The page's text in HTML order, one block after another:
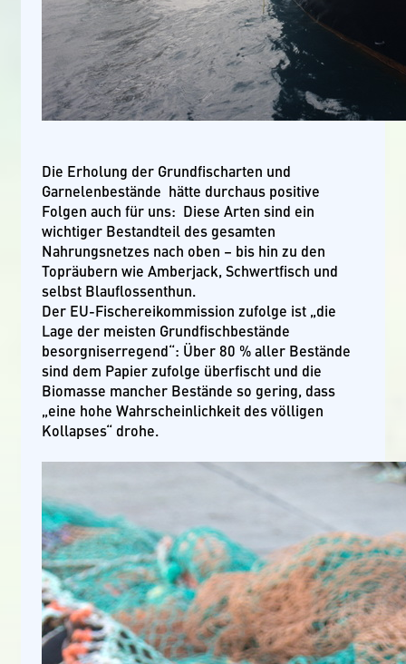
Die Erholung der Grundfischarten und
Garnelenbestände hätte durchaus positive
Folgen auch für uns: Diese Arten sind ein
wichtiger Bestandteil des gesamten
Nahrungsnetzes nach oben – bis hin zu den
Topräubern wie Amberjack, Schwertfisch und
selbst Blauflossenthun.
Der EU-Fischereikommission zufolge ist „die
Lage der meisten Grundfischbestände
besorgniserregend“: Über 80 % aller Bestände
sind dem Papier zufolge überfischt und die
Biomasse mancher Bestände so gering, dass
„eine hohe Wahrscheinlichkeit des völligen
Kollapses“ drohe.